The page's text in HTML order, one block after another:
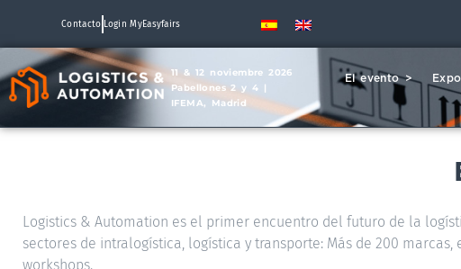
Contacto Login MyEasyfairs
11 & 12 noviembre 2026
Pabellones 2 y 4 |
IFEMA, Madrid
El evento >
Logistics & Automation es el primer encuentro del futuro de la
sectores de intralogística, logística y transporte: Más de 200
workshops.